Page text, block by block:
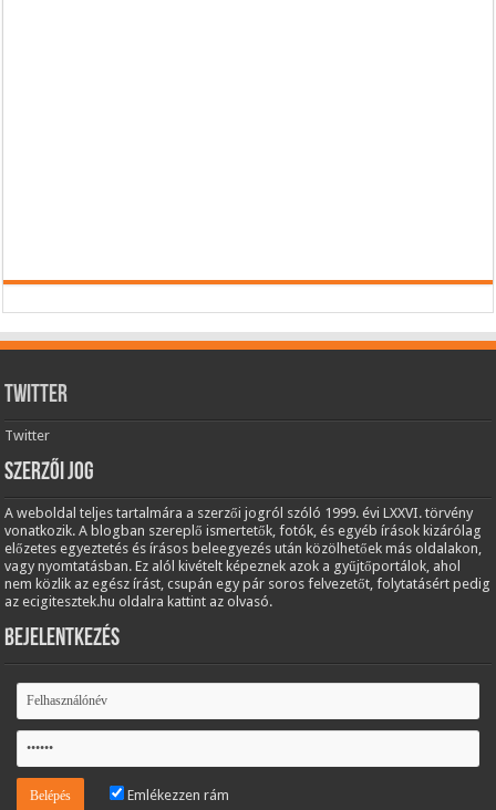
Twitter
Twitter
Szerzői jog
A weboldal teljes tartalmára a szerzői jogról szóló 1999. évi LXXVI. törvény
vonatkozik. A blogban szereplő ismertetők, fotók, és egyéb írások kizárólag
előzetes egyeztetés és írásos beleegyezés után közölhetőek más oldalakon,
vagy nyomtatásban. Ez alól kivételt képeznek azok a gyűjtőportálok, ahol
nem közlik az egész írást, csupán egy pár soros felvezetőt, folytatásért pedig
az ecigitesztek.hu oldalra kattint az olvasó.
Bejelentkezés
Emlékezzen rám